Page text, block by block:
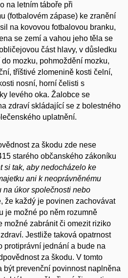
na letním táboře při
(fotbalovém zápase) ke zranění
na kovovou fotbalovou branku,
se zemí a vahou jeho těla se
část hlavy, v důsledku
mozku, pohmoždění mozku,
tříštivé zlomenině kosti čelní,
nosní, horní čelisti s
levého oka. Žalobce se
zdraví skládající se z bolestného
uplatnění.
za škodu zde nese
starého občanského zákoníku
si tak, aby nedocházelo ke
ani k neoprávněnému
na úkor společnosti nebo
že každý je povinen zachovávat
je možné po něm rozumně
možné zabránit či omezit riziko
Jestliže taková opatrnost
protiprávní jednání a bude na
za škodu. V tomto
být prevenční povinnost naplněna